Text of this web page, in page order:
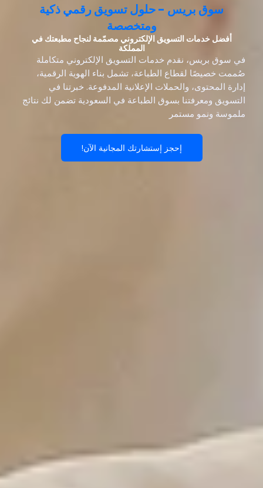
سوق بريس - حلول تسويق رقمي ذكية
ومتخصصة
أفضل خدمات التسويق الإلكتروني مصمّمة لنجاح مطبعتك في
المملكة
في سوق بريس، نقدم خدمات التسويق الإلكتروني متكاملة
صُممت خصيصًا لقطاع الطباعة، تشمل بناء الهوية الرقمية،
إدارة المحتوى، والحملات الإعلانية المدفوعة. خبرتنا في
التسويق ومعرفتنا بسوق الطباعة في السعودية تضمن لك نتائج
ملموسة ونمو مستمر
إحجز إستشارتك المجانية الآن!